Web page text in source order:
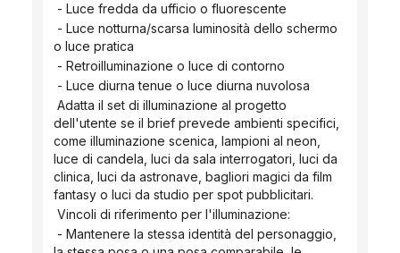
- Luce fredda da ufficio o fluorescente
o luce pratica
- Retroilluminazione o luce di contorno
- Luce diurna tenue o luce diurna nuvolosa
dell'utente se il brief prevede ambienti specifici,
come illuminazione scenica, lampioni al neon,
luce di candela, luci da sala interrogatori, luci da
clinica, luci da astronave, bagliori magici da film
fantasy o luci da studio per spot pubblicitari.
Vincoli di riferimento per l'illuminazione: